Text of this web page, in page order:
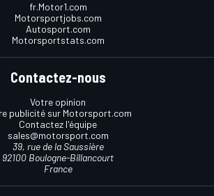
fr.Motor1.com
Motorsportjobs.com
Autosport.com
Motorsportstats.com
Contactez-nous
Votre opinion
publicité sur Motorsport.com
Contactez l'équipe
sales@motorsport.com
39, rue de la Saussière
92100 Boulogne-Billancourt
France